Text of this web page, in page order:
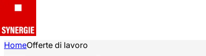
HomeOfferte di lavoro